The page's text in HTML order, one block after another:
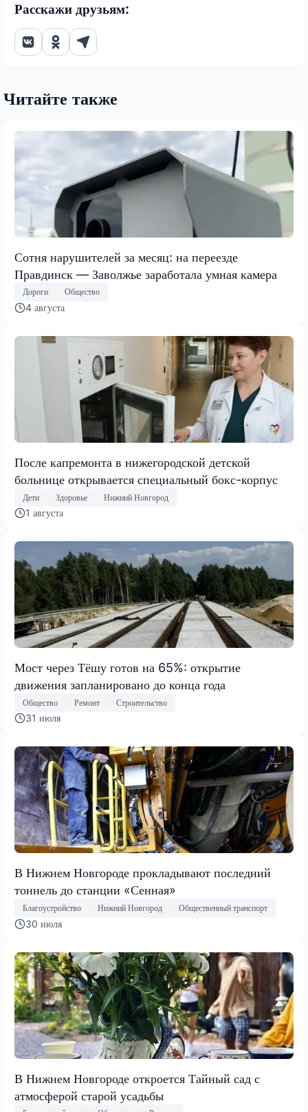
Расскажи друзьям:
Читайте также
Сотня нарушителей за месяц: на переезде
Правдинск — Заволжье заработала умная камера
Дороги Общество
4 августа
После капремонта в нижегородской детской
больнице открывается специальный бокс-корпус
Дети Здоровье Нижний Новгород
1 августа
Мост через Тёшу готов на 65%: открытие
движения запланировано до конца года
Общество Ремонт Строительство
31 июля
В Нижнем Новгороде прокладывают последний
тоннель до станции «Сенная»
Благоустройство Нижний Новгород Общественный транспорт
30 июля
В Нижнем Новгороде откроется Тайный сад с
атмосферой старой усадьбы